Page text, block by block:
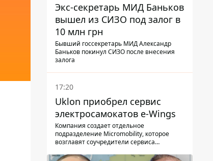
Экс-секретарь МИД Баньков
вышел из СИЗО под залог в
10 млн грн
Бывший госсекретарь МИД Александр
Баньков покинул СИЗО после внесения
залога
17:20
Uklon приобрел сервис
электросамокатов e-Wings
Компания создает отдельное
подразделение Micromobility, которое
возглавят соучредители сервиса